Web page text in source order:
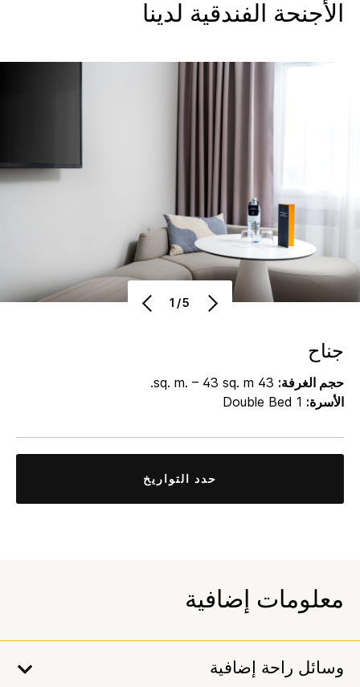
الأجنحة الفندقية لدينا
1/5
جناح
حجم الغرفة: 43 sq. m. – 43 sq. m.
الأسرة: 1 Double Bed
حدد التواريخ
معلومات إضافية
وسائل راحة إضافية